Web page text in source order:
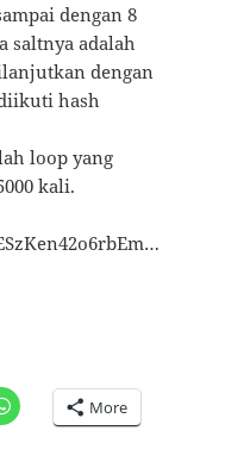
dengan 8
saltnya adalah
dengan
hash
loop yang
kali.
More